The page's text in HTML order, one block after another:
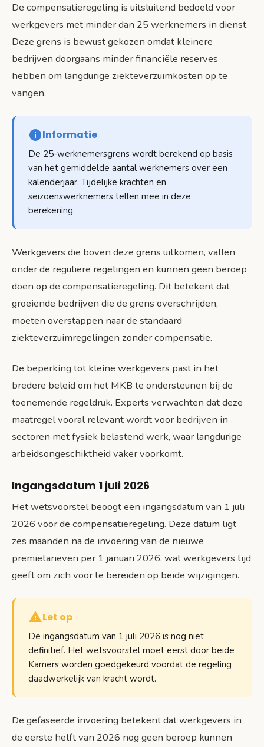
De compensatieregeling is uitsluitend bedoeld voor
werkgevers met minder dan 25 werknemers in dienst.
Deze grens is bewust gekozen omdat kleinere
bedrijven doorgaans minder financiële reserves
hebben om langdurige ziekteverzuimkosten op te
vangen.
Informatie
De 25-werknemersgrens wordt berekend op basis
van het gemiddelde aantal werknemers over een
kalenderjaar. Tijdelijke krachten en
seizoenswerknemers tellen mee in deze
berekening.
Werkgevers die boven deze grens uitkomen, vallen
onder de reguliere regelingen en kunnen geen beroep
doen op de compensatieregeling. Dit betekent dat
groeiende bedrijven die de grens overschrijden,
moeten overstappen naar de standaard
ziekteverzuimregelingen zonder compensatie.
De beperking tot kleine werkgevers past in het
bredere beleid om het MKB te ondersteunen bij de
toenemende regeldruk. Experts verwachten dat deze
maatregel vooral relevant wordt voor bedrijven in
sectoren met fysiek belastend werk, waar langdurige
arbeidsongeschiktheid vaker voorkomt.
Ingangsdatum 1 juli 2026
Het wetsvoorstel beoogt een ingangsdatum van 1 juli
2026 voor de compensatieregeling. Deze datum ligt
zes maanden na de invoering van de nieuwe
premietarieven per 1 januari 2026, wat werkgevers tijd
geeft om zich voor te bereiden op beide wijzigingen.
Let op
De ingangsdatum van 1 juli 2026 is nog niet
definitief. Het wetsvoorstel moet eerst door beide
Kamers worden goedgekeurd voordat de regeling
daadwerkelijk van kracht wordt.
De gefaseerde invoering betekent dat werkgevers in
de eerste helft van 2026 nog geen beroep kunnen